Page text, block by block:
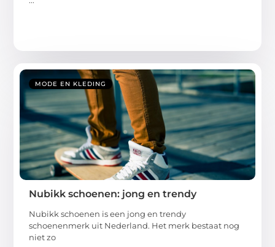
MODE EN KLEDING
Nubikk schoenen: jong en trendy
Nubikk schoenen is een jong en trendy
schoenenmerk uit Nederland. Het merk bestaat nog
niet zo